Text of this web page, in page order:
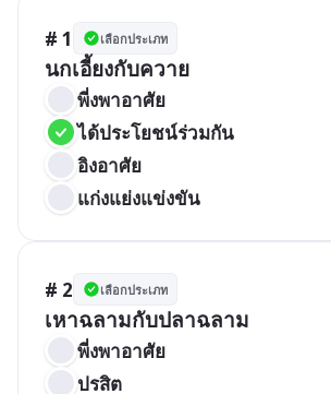
# 1 เลือกประเภท
นกเอี้ยงกับควาย
พี่งพาอาศัย
ได้ประโยชน์ร่วมกัน
อิงอาศัย
แก่งแย่งแข่งขัน
# 2 เลือกประเภท
เหาฉลามกับปลาฉลาม
พี่งพาอาศัย
ปรสิต